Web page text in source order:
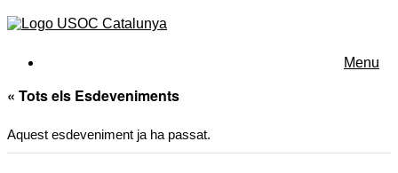
Menu
« Tots els Esdeveniments
Aquest esdeveniment ja ha passat.